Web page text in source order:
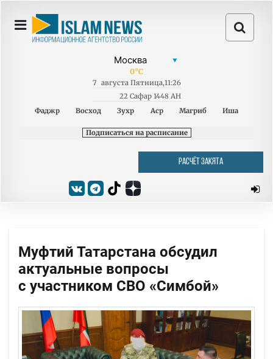
0°C
7 августа Пятница,11:26
22 Сафар 1448 AH
Фаджр
Восход Зухр Аср Магриб Иша
Подписаться на расписание
РАСЧЁТ ЗАКЯТА
Муфтий Татарстана обсудил
актуальные вопросы
с участником СВО «Симбой»